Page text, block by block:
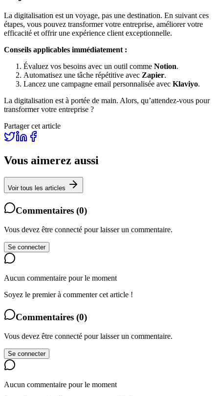
La digitalisation est un voyage, pas une destination. En suivant ces
étapes, vous pouvez transformer votre entreprise, améliorer votre
efficacité et offrir une expérience client exceptionnelle.
Conseils applicables immédiatement :
Évaluez vos besoins avec un outil comme Notion.
Automatisez une tâche répétitive avec Zapier.
Lancez une campagne email personnalisée avec Klaviyo.
La digitalisation est à portée de main. Alors, qu’attendez-vous pour
transformer votre entreprise ?
Partager cet article
Vous aimerez aussi
Voir tous les articles
Commentaires (0)
Vous devez être connecté pour laisser un commentaire.
Se connecter
Aucun commentaire pour le moment
Soyez le premier à commenter cet article !
Commentaires (0)
Vous devez être connecté pour laisser un commentaire.
Se connecter
Aucun commentaire pour le moment